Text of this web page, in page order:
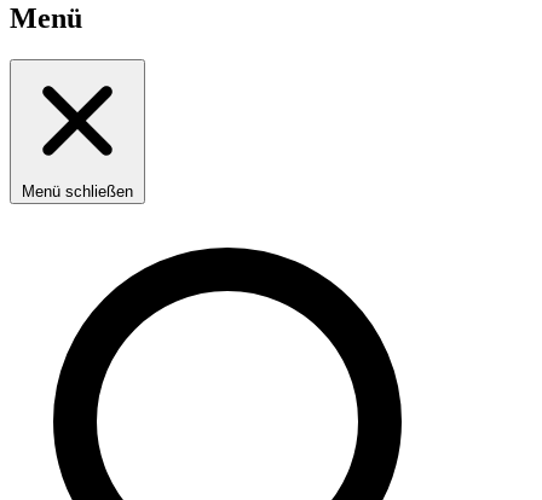
Menü
Menü schließen